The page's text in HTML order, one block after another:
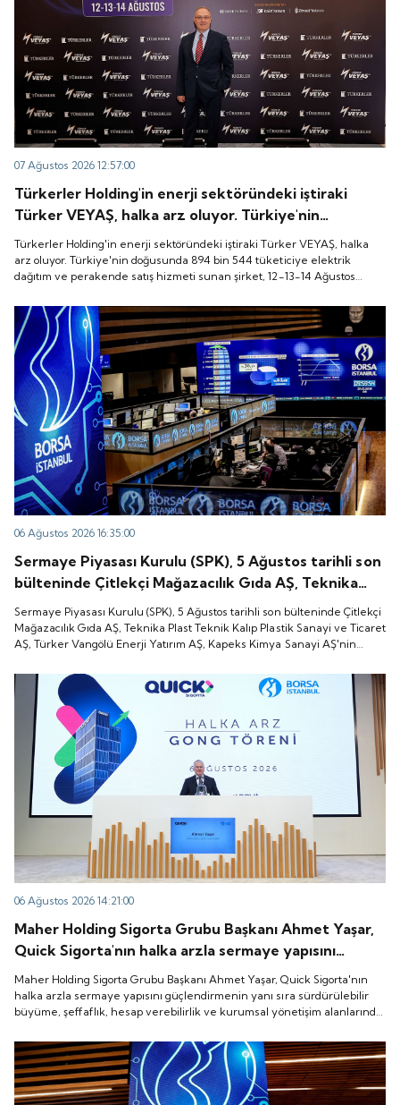
07 Ağustos 2026 12:57:00
Türkerler Holding'in enerji sektöründeki iştiraki
Türker VEYAŞ, halka arz oluyor. Türkiye'nin
doğusunda 894 bin 544 tüketiciye elektrik dağıtım
ve perakende satış hizmeti sunan şirket, 12-13-14
Ağustos tarihleri arasında pay başına 136 TL fiyatla
Türkerler Holding'in enerji sektöründeki iştiraki Türker VEYAŞ, halka
arz oluyor. Türkiye'nin doğusunda 894 bin 544 tüketiciye elektrik
dağıtım ve perakende satış hizmeti sunan şirket, 12-13-14 Ağustos
06 Ağustos 2026 16:35:00
Sermaye Piyasası Kurulu (SPK), 5 Ağustos tarihli son
bülteninde Çitlekçi Mağazacılık Gıda AŞ, Teknika
Plast Teknik Kalıp Plastik Sanayi ve Ticaret AŞ,
Türker Vangölü Enerji Yatırım AŞ, Kapeks Kimya
Sanayi AŞ'nin halka arzlarına onay verdiği duyurdu.
Sermaye Piyasası Kurulu (SPK), 5 Ağustos tarihli son bülteninde Çitlekçi
Mağazacılık Gıda AŞ, Teknika Plast Teknik Kalıp Plastik Sanayi ve Ticaret
AŞ, Türker Vangölü Enerji Yatırım AŞ, Kapeks Kimya Sanayi AŞ'nin
06 Ağustos 2026 14:21:00
Maher Holding Sigorta Grubu Başkanı Ahmet Yaşar,
Quick Sigorta'nın halka arzla sermaye yapısını
güçlendirmenin yanı sıra sürdürülebilir büyüme,
şeffaflık, hesap verebilirlik ve kurumsal yönetişim
alanlarında yeni bir döneme girdiğini belirtti.
Maher Holding Sigorta Grubu Başkanı Ahmet Yaşar, Quick Sigorta'nın
halka arzla sermaye yapısını güçlendirmenin yanı sıra sürdürülebilir
büyüme, şeffaflık, hesap verebilirlik ve kurumsal yönetişim alanlarında